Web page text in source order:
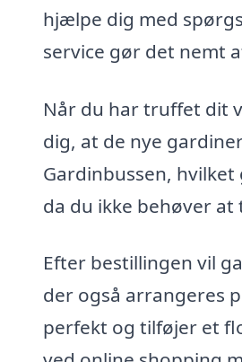
hjælpe dig med
service gør det nemt
Når du har truffet dit
dig, at de nye
Gardinbussen,
da du ikke behøver
Efter bestillingen vil
der også arrangeres
perfekt og tilføjer et